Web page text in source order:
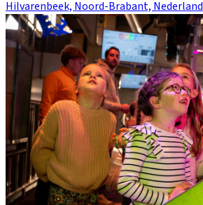
Hilvarenbeek, Noord-Brabant, Nederland